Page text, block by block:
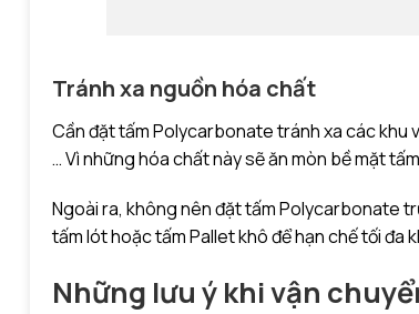
Tránh xa nguồn hóa chất
Cần đặt tấm Polycarbonate tránh xa các
… Vì những hóa chất này sẽ ăn mòn bề mặt
Ngoài ra, không nên đặt tấm Polycarbonate
tấm lót hoặc tấm Pallet khô để hạn chế tối đa
Những lưu ý khi vận